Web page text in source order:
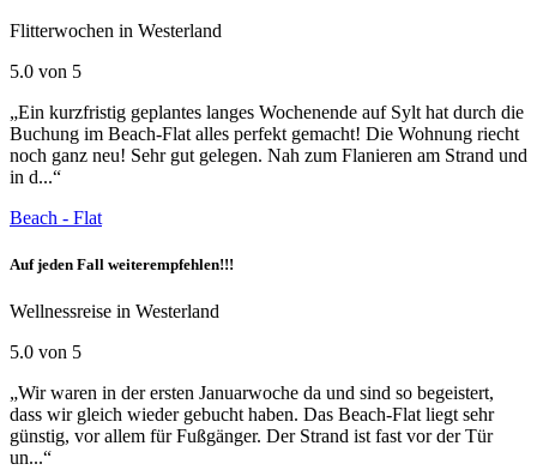
Flitterwochen in Westerland
5.0 von 5
„Ein kurzfristig geplantes langes Wochenende auf Sylt hat durch die
Buchung im Beach-Flat alles perfekt gemacht! Die Wohnung riecht
noch ganz neu! Sehr gut gelegen. Nah zum Flanieren am Strand und
in d...“
Beach - Flat
Auf jeden Fall weiterempfehlen!!!
Wellnessreise in Westerland
5.0 von 5
„Wir waren in der ersten Januarwoche da und sind so begeistert,
dass wir gleich wieder gebucht haben. Das Beach-Flat liegt sehr
günstig, vor allem für Fußgänger. Der Strand ist fast vor der Tür
un...“